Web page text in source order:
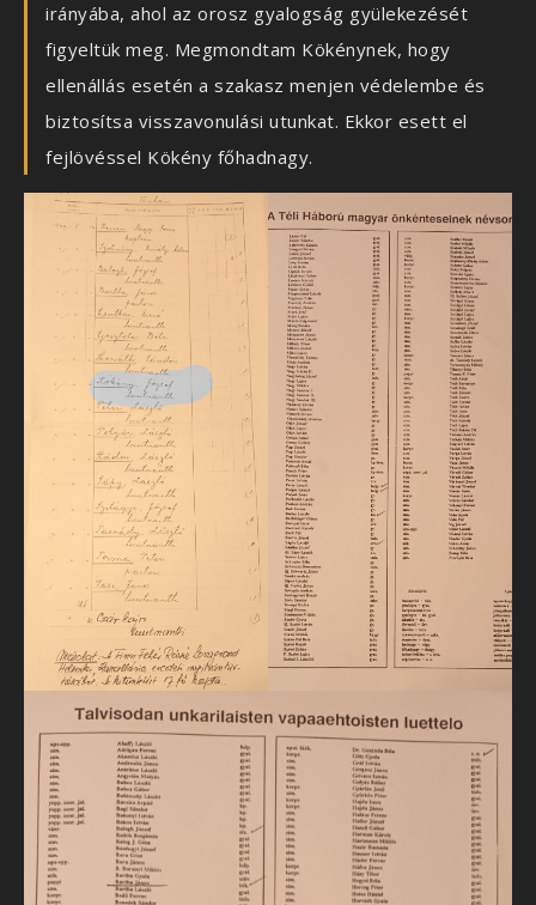
irányába, ahol az orosz gyalogság gyülekezését
figyeltük meg. Megmondtam Kökénynek, hogy
ellenállás esetén a szakasz menjen védelembe és
biztosítsa visszavonulási utunkat. Ekkor esett el
fejlövéssel Kökény főhadnagy.